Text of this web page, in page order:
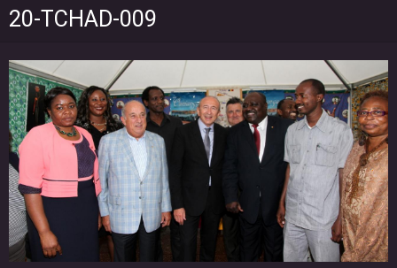
20-TCHAD-009